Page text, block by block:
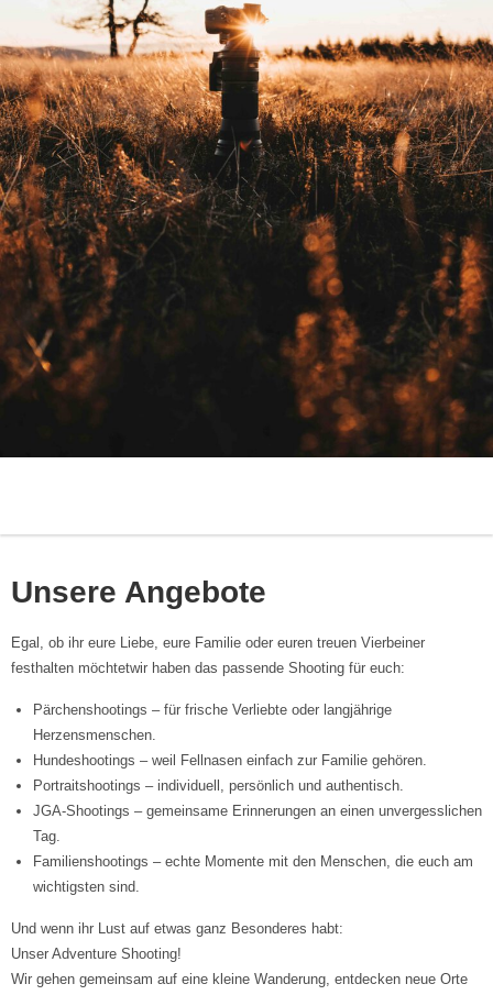
Unsere Angebote
Egal, ob ihr eure Liebe, eure Familie oder euren treuen Vierbeiner
festhalten möchtetwir haben das passende Shooting für euch:
Pärchenshootings – für frische Verliebte oder langjährige
Herzensmenschen.
Hundeshootings – weil Fellnasen einfach zur Familie gehören.
Portraitshootings – individuell, persönlich und authentisch.
JGA-Shootings – gemeinsame Erinnerungen an einen unvergesslichen
Tag.
Familienshootings – echte Momente mit den Menschen, die euch am
wichtigsten sind.
Und wenn ihr Lust auf etwas ganz Besonderes habt:
Unser Adventure Shooting!
Wir gehen gemeinsam auf eine kleine Wanderung, entdecken neue Orte